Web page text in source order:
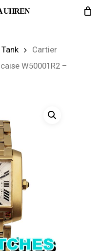
UHREN
Tank
Cartier
W50001R2 –